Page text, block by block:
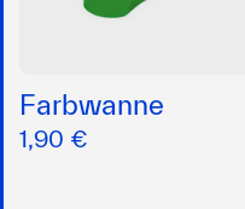
Farbwanne
1,90 €